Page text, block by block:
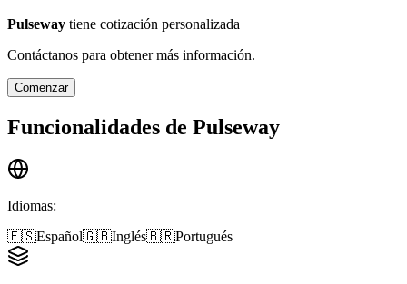
Pulseway tiene cotización personalizada
Contáctanos para obtener más información.
Comenzar
Funcionalidades de Pulseway
Idiomas:
🇪🇸Español🇬🇧Inglés🇧🇷Portugués